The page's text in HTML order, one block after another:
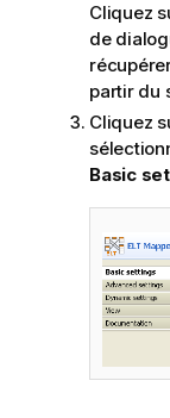
Cliquez
de
partir du
Cliquez
Basic